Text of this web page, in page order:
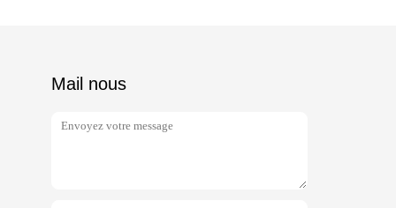
Mail nous